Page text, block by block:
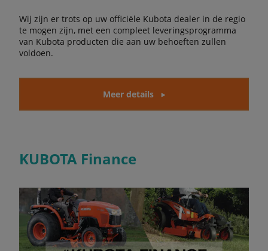
Wij zijn er trots op uw officiële Kubota dealer in de regio
te mogen zijn, met een compleet leveringsprogramma
van Kubota producten die aan uw behoeften zullen
voldoen.
Meer details
KUBOTA Finance